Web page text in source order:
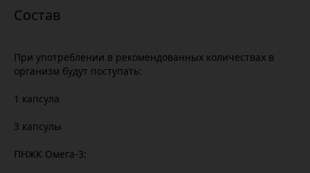
При употреблении в рекомендованных количествах в
организм будут поступать:
1 капсула
3 капсулы
ПНЖК Омега-3: